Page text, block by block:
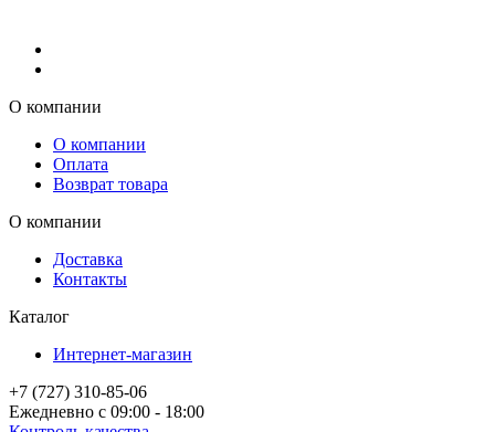
О компании
О компании
Оплата
Возврат товара
О компании
Доставка
Контакты
Каталог
Интернет-магазин
+7 (727) 310-85-06
Ежедневно с 09:00 - 18:00